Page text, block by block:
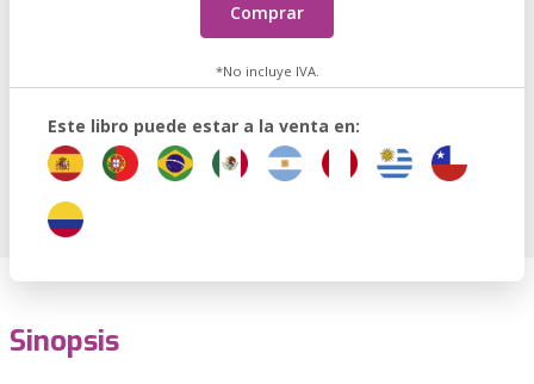
Comprar
*No incluye IVA.
Este libro puede estar a la venta en:
Sinopsis